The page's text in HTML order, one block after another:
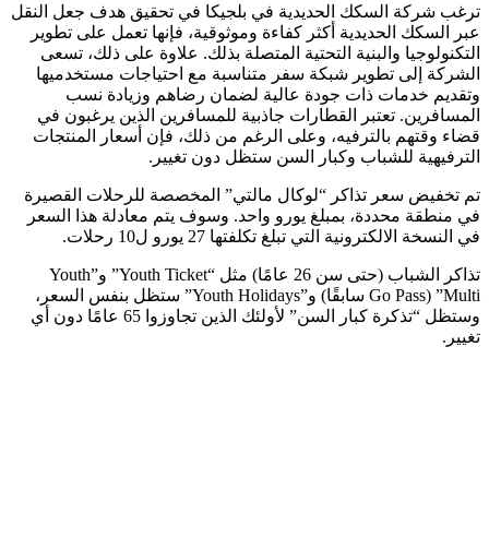
ترغب شركة السكك الحديدية في بلجيكا في تحقيق هدف جعل النقل
عبر السكك الحديدية أكثر كفاءة وموثوقية، فإنها تعمل على تطوير
التكنولوجيا والبنية التحتية المتصلة بذلك. علاوة على ذلك، تسعى
الشركة إلى تطوير شبكة سفر متناسبة مع احتياجات مستخدميها
وتقديم خدمات ذات جودة عالية لضمان رضاهم وزيادة نسب
المسافرين. تعتبر القطارات جاذبية للمسافرين الذين يرغبون في
قضاء وقتهم بالترفيه، وعلى الرغم من ذلك، فإن أسعار المنتجات
الترفيهية للشباب وكبار السن ستظل دون تغيير.
تم تخفيض سعر تذاكر “لوكال مالتي” المخصصة للرحلات القصيرة
في منطقة محددة، بمبلغ يورو واحد. وسوف يتم معادلة هذا السعر
في النسخة الالكترونية التي تبلغ تكلفتها 27 يورو ل10 رحلات.
تذاكر الشباب (حتى سن 26 عامًا) مثل “Youth Ticket” و”Youth
Multi” (Go Pass سابقًا) و”Youth Holidays” ستظل بنفس السعر،
وستظل “تذكرة كبار السن” لأولئك الذين تجاوزوا 65 عامًا دون أي
تغيير.